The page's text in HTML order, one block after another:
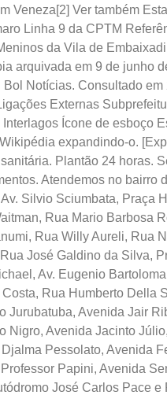
Veneza[2] Ver também
Linha 9 da CPTM
da Vila de
arquivada em 9 de junho
Notícias. Consultado
Externas
Ícone de esboço
expandindo-o.
Plantão 24 horas.
Atendemos no bairro
Silvio Sciumbata, Praça
Rua Mario Barbosa
Rua Willy Aureli, Rua
José Galdino da Silva,
Av. Eugenio
Rua Humberto Della
Jurubatuba, Avenida Jair
Nigro, Avenida Jacinto
Pessolato, Avenida
Papini, Avenida
José Carlos Pace